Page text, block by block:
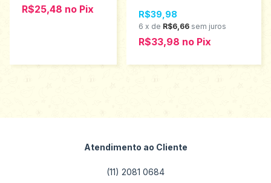
R$25,48 no Pix
R$39,98
6 x de R$6,66 sem juros
R$33,98 no Pix
Atendimento ao Cliente
(11) 2081 0684